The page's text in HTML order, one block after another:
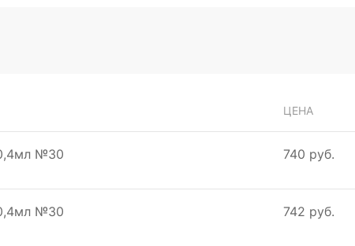
ЦЕНА
№30 740 руб.
№30 742 руб.